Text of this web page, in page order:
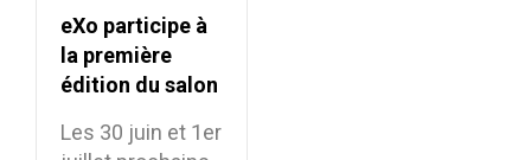
eXo participe à
la première
édition du salon
Numérique
Les 30 juin et 1er